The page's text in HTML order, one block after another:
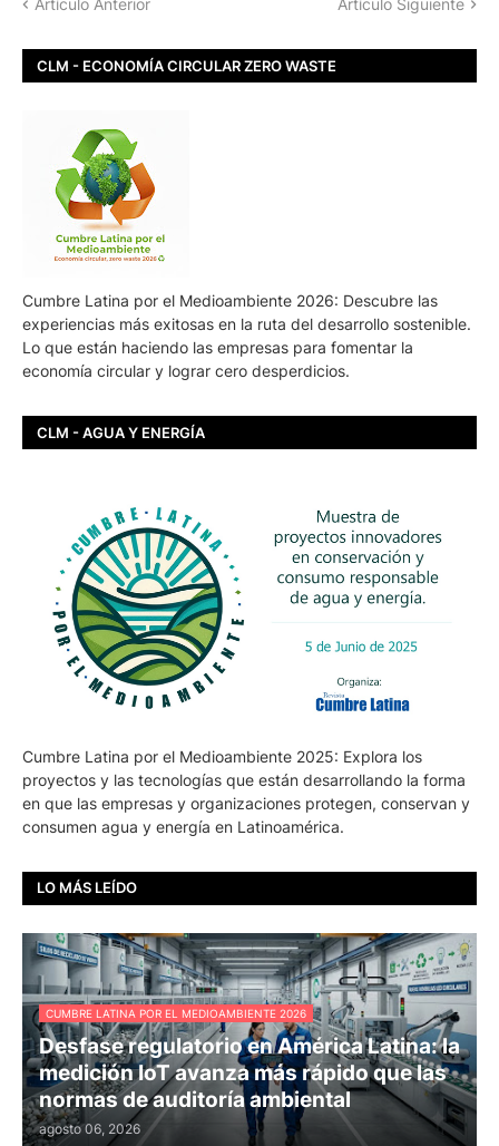
Artículo Anterior Artículo Siguiente
CLM - ECONOMÍA CIRCULAR ZERO WASTE
Cumbre Latina por el Medioambiente 2026: Descubre las
experiencias más exitosas en la ruta del desarrollo sostenible.
Lo que están haciendo las empresas para fomentar la
economía circular y lograr cero desperdicios.
CLM - AGUA Y ENERGÍA
Cumbre Latina por el Medioambiente 2025: Explora los
proyectos y las tecnologías que están desarrollando la forma
en que las empresas y organizaciones protegen, conservan y
consumen agua y energía en Latinoamérica.
LO MÁS LEÍDO
CUMBRE LATINA POR EL MEDIOAMBIENTE 2026
Desfase regulatorio en América Latina: la
medición IoT avanza más rápido que las
normas de auditoría ambiental
agosto 06, 2026